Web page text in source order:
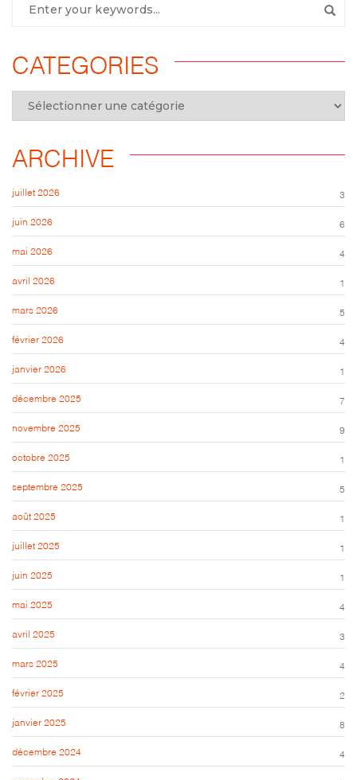
CATEGORIES
ARCHIVE
juillet 2026 3
juin 2026 6
mai 2026 4
avril 2026 1
mars 2026 5
février 2026 4
janvier 2026 1
décembre 2025 7
novembre 2025 9
octobre 2025 1
septembre 2025 5
août 2025 1
juillet 2025 1
juin 2025 1
mai 2025 4
avril 2025 3
mars 2025 4
février 2025 2
janvier 2025 8
décembre 2024 4